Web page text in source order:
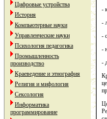
Цифровые устройства
История
Компьютерные науки
Управленческие науки
Психология педагогика
Промышленность
производство
Краеведение и этнография
Религия и мифология
Сексология
Информатика
программирование
-
-
-
-
-